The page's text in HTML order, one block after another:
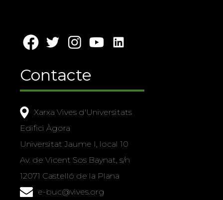
Contacte
Xarxa Vives d'Universitats
Edifici Àgora
Universitat Jaume I, local 10
Av. de Vicent Sos Baynat, s/n
12071 Castelló de la Plana
e-buc@vives.org